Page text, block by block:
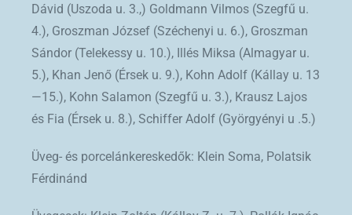
Dávid (Uszoda u. 3.,) Goldmann Vilmos (Szegfű u.
4.), Groszman József (Széchenyi u. 6.), Groszman
Sándor (Telekessy u. 10.), Illés Miksa (Almagyar u.
5.), Khan Jenő (Érsek u. 9.), Kohn Adolf (Kállay u. 13
—15.), Kohn Salamon (Szegfű u. 3.), Krausz Lajos
és Fia (Érsek u. 8.), Schiffer Adolf (Györgyényi u .5.)
Üveg- és porcelánkereskedők: Klein Soma, Polatsik
Férdinánd